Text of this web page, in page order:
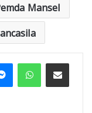
Mansel
MessengerWhatsAppShare via Email